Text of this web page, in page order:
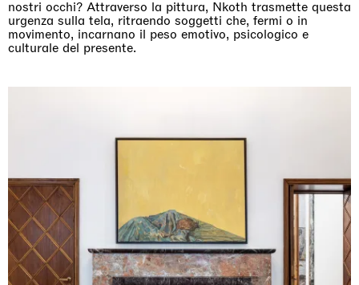
nostri occhi? Attraverso la pittura, Nkoth trasmette questa
urgenza sulla tela, ritraendo soggetti che, fermi o in
movimento, incarnano il peso emotivo, psicologico e
culturale del presente.